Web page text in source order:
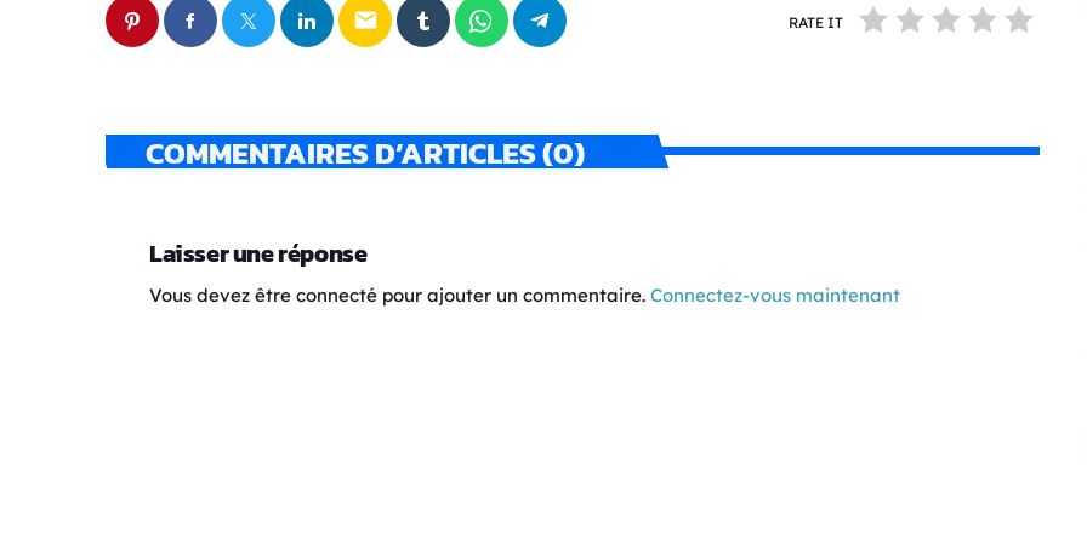
email RATE IT
COMMENTAIRES D’ARTICLES (0)
Laisser une réponse
Vous devez être connecté pour ajouter un commentaire. Connectez-vous maintenant